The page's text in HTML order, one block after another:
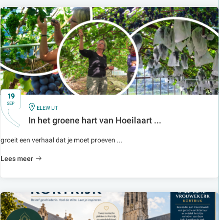
19
SEP
IN
ELEWIJT
In het groene hart van Hoeilaart ...
groeit een verhaal dat je moet proeven ...
Lees meer